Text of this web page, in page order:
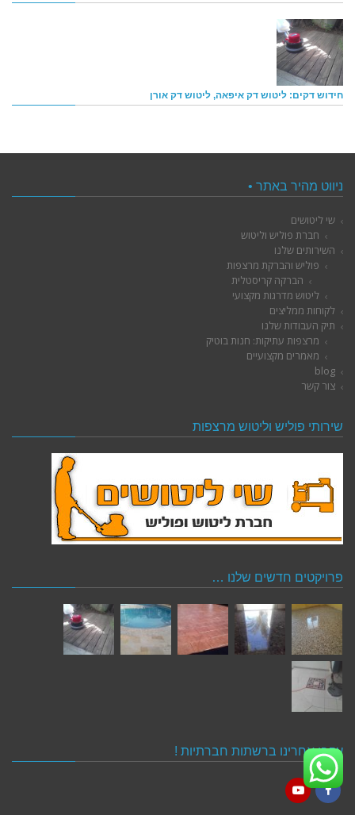
חידוש דקים: ליטוש דק איפאה, ליטוש דק אורן
ניווט מהיר באתר •
שי ליטושים
חברת פוליש וליטוש
השירותים שלנו
פוליש והברקת מרצפות
הברקה קריסטלית
ליטוש מדרגות מקצועי
לקוחות ממליצים
תיק העבודות שלנו
מרצפות עתיקות: חנות בוטיק
מאמרים מקצועיים
blog
צור קשר
שירותי פוליש וליטוש מרצפות
פרויקטים חדשים שלנו …
עקבו אחרינו ברשתות חברתיות !